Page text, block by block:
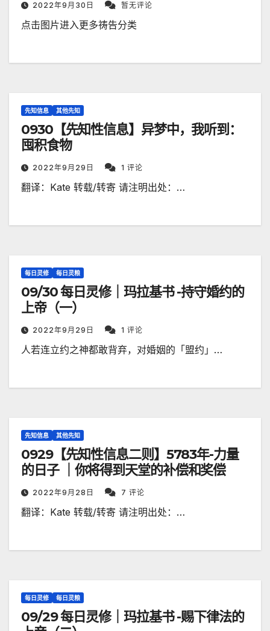
2022年9月30日 暂无评论
点击图片进入更多祷告分类
先知信息 其他先知
0930【先知性信息】异梦中，我听到：
囤积食物
2022年9月29日 1 评论
翻译：Kate 转载/转寄 请注明出处：…
每日灵修 每日灵粮
09/30 每日灵修｜玛拉基书 -持守婚约的
上帝（一）
2022年9月29日 1 评论
人若连立约之神都敢背弃，对婚姻的「盟约」…
先知信息 其他先知
0929【先知性信息二则】5783年-力量
的日子 ｜你将得到天堂的补偿和奖偿
2022年9月28日 7 评论
翻译：Kate 转载/转寄 请注明出处：…
每日灵修 每日灵粮
09/29 每日灵修｜玛拉基书 -赐下律法的